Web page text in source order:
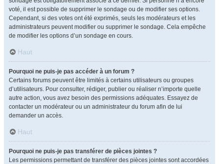
voté, il est possible de supprimer le sondage ou de modifier ses options.
Cependant, si des votes ont été exprimés, seuls les modérateurs et les
administrateurs peuvent modifier ou supprimer le sondage. Cela empêche
de modifier les options d’un sondage en cours.
Haut
Pourquoi ne puis-je pas accéder à un forum ?
Certains forums peuvent être limités à certains utilisateurs ou groupes
d’utilisateurs. Pour consulter, rédiger, publier ou réaliser n’importe quelle
autre action, vous avez besoin des permissions adéquates. Essayez de
contacter un modérateur ou un administrateur du forum afin de lui
demander un accès.
Haut
Pourquoi ne puis-je pas transférer de pièces jointes ?
Les permissions permettant de transférer des pièces jointes sont accordées